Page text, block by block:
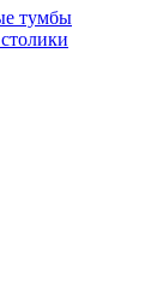
тумбы